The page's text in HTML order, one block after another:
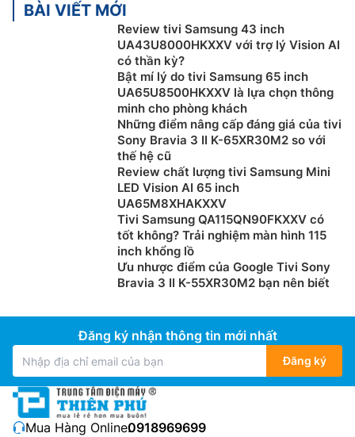
BÀI VIẾT MỚI
Review tivi Samsung 43 inch
UA43U8000HKXXV với trợ lý Vision AI
có thần kỳ?
Bật mí lý do tivi Samsung 65 inch
UA65U8500HKXXV là lựa chọn thông
minh cho phòng khách
Những điểm nâng cấp đáng giá của tivi
Sony Bravia 3 II K-65XR30M2 so với
thế hệ cũ
Review chất lượng tivi Samsung Mini
LED Vision AI 65 inch
UA65M8XHAKXXV
Tivi Samsung QA115QN90FKXXV có
tốt không? Trải nghiệm màn hình 115
inch khổng lồ
Ưu nhược điểm của Google Tivi Sony
Bravia 3 II K-55XR30M2 bạn nên biết
Đăng ký nhận thông tin mới nhất
Đăng ký
Mua Hàng Online:0918969699